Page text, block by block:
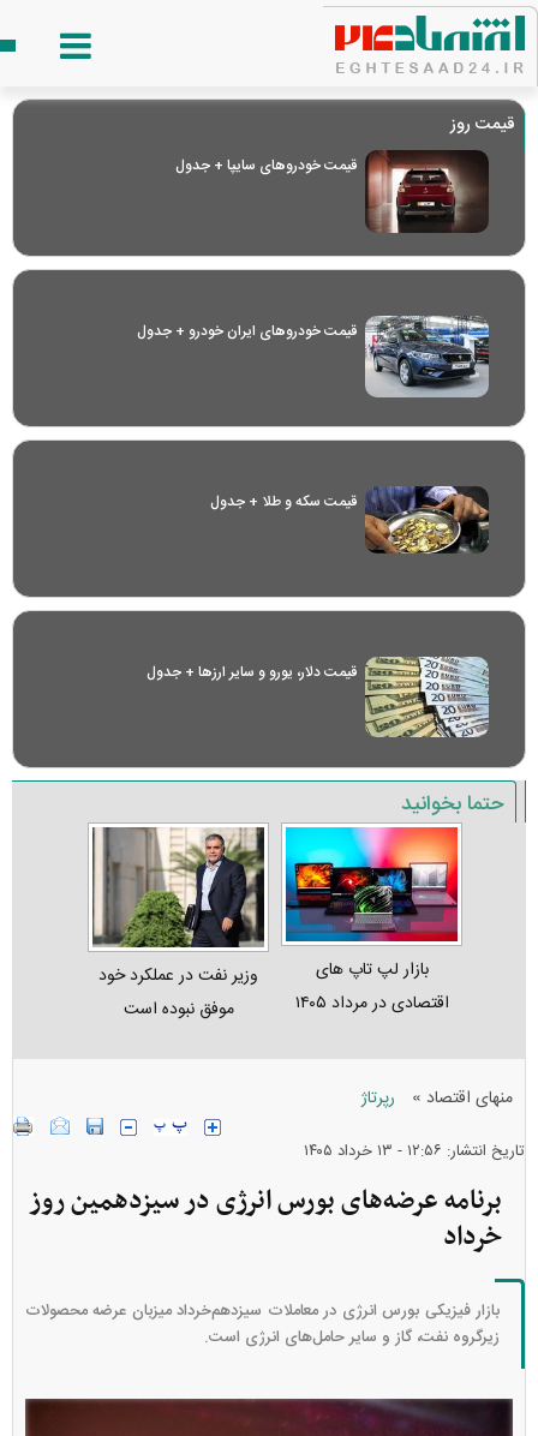
قیمت روز
قیمت خودرو‌های سایپا + جدول
قیمت خودرو‌های ایران خودرو + جدول
قیمت سکه و طلا + جدول
قیمت دلار، یورو و سایر ارز‌ها + جدول
حتما بخوانید
بازار لپ‌ تاپ‌ های
اقتصادی در مرداد ۱۴۰۵
وزیر نفت در عملکرد خود
موفق نبوده است
منهای اقتصاد » رپرتاژ
تاریخ انتشار: ۱۲:۵۶ - ۱۳ خرداد ۱۴۰۵
برنامه عرضه‌های بورس انرژی در سیزدهمین روز
خرداد
بازار فیزیکی بورس انرژی در معاملات سیزدهم‌خرداد میزبان عرضه محصولات
زیرگروه نفت، گاز و سایر حامل‌های انرژی است.